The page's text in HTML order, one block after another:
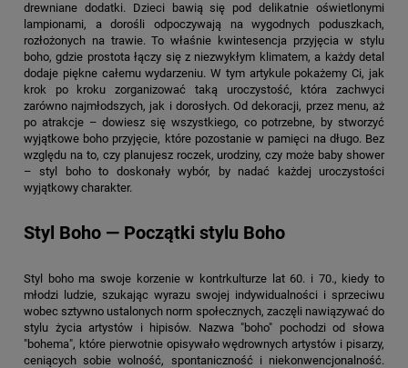
drewniane dodatki. Dzieci bawią się pod delikatnie oświetlonymi
lampionami, a dorośli odpoczywają na wygodnych poduszkach,
rozłożonych na trawie. To właśnie kwintesencja przyjęcia w stylu
boho, gdzie prostota łączy się z niezwykłym klimatem, a każdy detal
dodaje piękne całemu wydarzeniu. W tym artykule pokażemy Ci, jak
krok po kroku zorganizować taką uroczystość, która zachwyci
zarówno najmłodszych, jak i dorosłych. Od dekoracji, przez menu, aż
po atrakcje – dowiesz się wszystkiego, co potrzebne, by stworzyć
wyjątkowe boho przyjęcie, które pozostanie w pamięci na długo. Bez
względu na to, czy planujesz roczek, urodziny, czy może baby shower
– styl boho to doskonały wybór, by nadać każdej uroczystości
wyjątkowy charakter.
Styl Boho — Początki stylu Boho
Styl boho ma swoje korzenie w kontrkulturze lat 60. i 70., kiedy to
młodzi ludzie, szukając wyrazu swojej indywidualności i sprzeciwu
wobec sztywno ustalonych norm społecznych, zaczęli nawiązywać do
stylu życia artystów i hipisów. Nazwa "boho" pochodzi od słowa
"bohema", które pierwotnie opisywało wędrownych artystów i pisarzy,
ceniących sobie wolność, spontaniczność i niekonwencjonalność.